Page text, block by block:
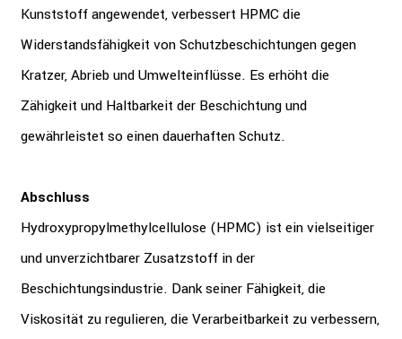
Kunststoff angewendet, verbessert HPMC die
Widerstandsfähigkeit von Schutzbeschichtungen gegen
Kratzer, Abrieb und Umwelteinflüsse. Es erhöht die
Zähigkeit und Haltbarkeit der Beschichtung und
gewährleistet so einen dauerhaften Schutz.
Abschluss
Hydroxypropylmethylcellulose (HPMC) ist ein vielseitiger
und unverzichtbarer Zusatzstoff in der
Beschichtungsindustrie. Dank seiner Fähigkeit, die
Viskosität zu regulieren, die Verarbeitbarkeit zu verbessern,